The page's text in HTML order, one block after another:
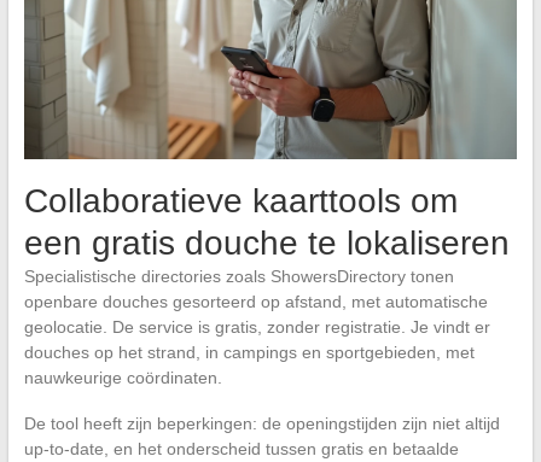
Collaboratieve kaarttools om
een gratis douche te lokaliseren
Specialistische directories zoals ShowersDirectory tonen
openbare douches gesorteerd op afstand, met automatische
geolocatie. De service is gratis, zonder registratie. Je vindt er
douches op het strand, in campings en sportgebieden, met
nauwkeurige coördinaten.
De tool heeft zijn beperkingen: de openingstijden zijn niet altijd
up-to-date, en het onderscheid tussen gratis en betaalde